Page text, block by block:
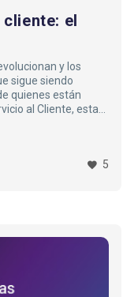
el
y los
sigue siendo
quienes están
al Cliente, estas
5